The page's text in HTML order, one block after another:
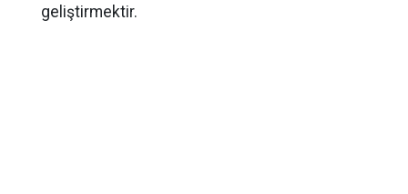
geliştirmektir.